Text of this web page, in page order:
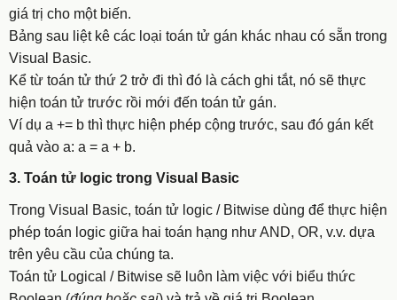
giá trị cho một biến.
Bảng sau liệt kê các loại toán tử gán khác nhau có sẵn trong
Visual Basic.
Kể từ toán tử thứ 2 trở đi thì đó là cách ghi tắt, nó sẽ thực
hiện toán tử trước rồi mới đến toán tử gán.
Ví dụ a += b thì thực hiện phép cộng trước, sau đó gán kết
quả vào a: a = a + b.
3. Toán tử logic trong Visual Basic
Trong Visual Basic, toán tử logic / Bitwise dùng để thực hiện
phép toán logic giữa hai toán hạng như AND, OR, v.v. dựa
trên yêu cầu của chúng ta.
Toán tử Logical / Bitwise sẽ luôn làm việc với biểu thức